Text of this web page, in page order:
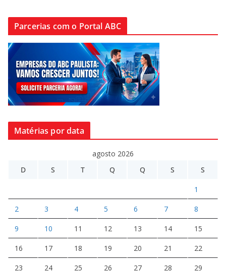
Parcerias com o Portal ABC
Matérias por data
agosto 2026
D
S T Q Q S S
1
2 3 4 5 6 7 8
9 10 11 12 13 14 15
16 17 18 19 20 21 22
23 24 25 26 27 28 29